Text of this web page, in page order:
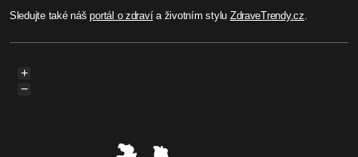
Sledujte také nášportál o zdravía životním stylu ZdraveTrendy.cz
+
−